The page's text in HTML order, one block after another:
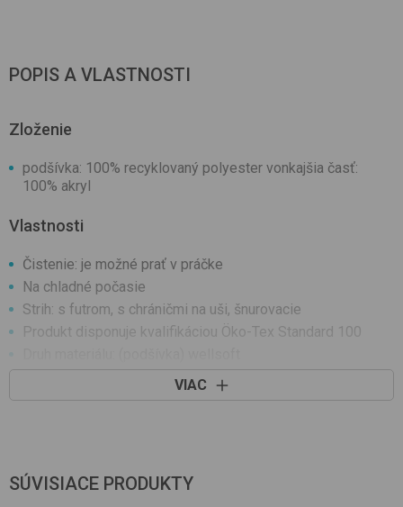
POPIS A VLASTNOSTI
Zloženie
podšívka: 100% recyklovaný polyester vonkajšia časť:
100% akryl
Vlastnosti
Čistenie: je možné prať v práčke
Na chladné počasie
Strih: s futrom, s chráničmi na uši, šnurovacie
Produkt disponuje kvalifikáciou Öko-Tex Standard 100
Druh materiálu: (vonkajšia časť) pletený
Ozdoba: vzorovaná látka
VIAC
SÚVISIACE PRODUKTY